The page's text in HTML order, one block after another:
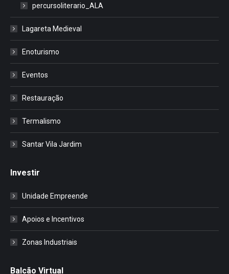
percursoliterario_ALA
Lagareta Medieval
Enoturismo
Eventos
Restauração
Termalismo
Santar Vila Jardim
Investir
Unidade Empreende
Apoios e Incentivos
Zonas Industriais
Balcão Virtual